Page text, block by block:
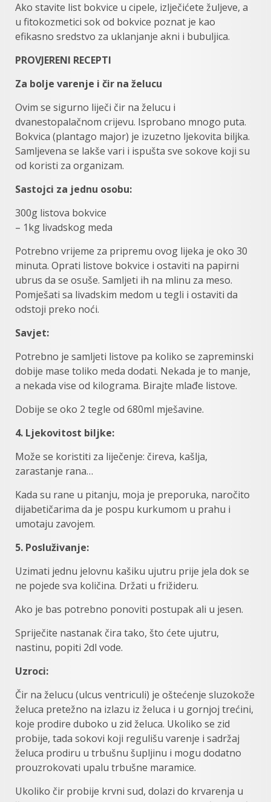
Ako stavite list bokvice u cipele, izlječićete žuljeve, a
u fitokozmetici sok od bokvice poznat je kao
efikasno sredstvo za uklanjanje akni i bubuljica.
PROVJERENI RECEPTI
Za bolje varenje i čir na želucu
Ovim se sigurno liječi čir na želucu i
dvanestopalačnom crijevu. Isprobano mnogo puta.
Bokvica (plantago major) je izuzetno ljekovita biljka.
Samljevena se lakše vari i ispušta sve sokove koji su
od koristi za organizam.
Sastojci za jednu osobu:
300g listova bokvice
– 1kg livadskog meda
Potrebno vrijeme za pripremu ovog lijeka je oko 30
minuta. Oprati listove bokvice i ostaviti na papirni
ubrus da se osuše. Samljeti ih na mlinu za meso.
Pomješati sa livadskim medom u tegli i ostaviti da
odstoji preko noći.
Savjet:
Potrebno je samljeti listove pa koliko se zapreminski
dobije mase toliko meda dodati. Nekada je to manje,
a nekada vise od kilograma. Birajte mlađe listove.
Dobije se oko 2 tegle od 680ml mješavine.
4. Ljekovitost biljke:
Može se koristiti za liječenje: čireva, kašlja,
zarastanje rana…
Kada su rane u pitanju, moja je preporuka, naročito
dijabetičarima da je pospu kurkumom u prahu i
umotaju zavojem.
5. Posluživanje:
Uzimati jednu jelovnu kašiku ujutru prije jela dok se
ne pojede sva količina. Držati u frižideru.
Ako je bas potrebno ponoviti postupak ali u jesen.
Spriječite nastanak čira tako, što ćete ujutru,
nastinu, popiti 2dl vode.
Uzroci:
Čir na želucu (ulcus ventriculi) je oštećenje sluzokože
želuca pretežno na izlazu iz želuca i u gornjoj trećini,
koje prodire duboko u zid želuca. Ukoliko se zid
probije, tada sokovi koji regulišu varenje i sadržaj
želuca prodiru u trbušnu šupljinu i mogu dodatno
prouzrokovati upalu trbušne maramice.
Ukoliko čir probije krvni sud, dolazi do krvarenja u